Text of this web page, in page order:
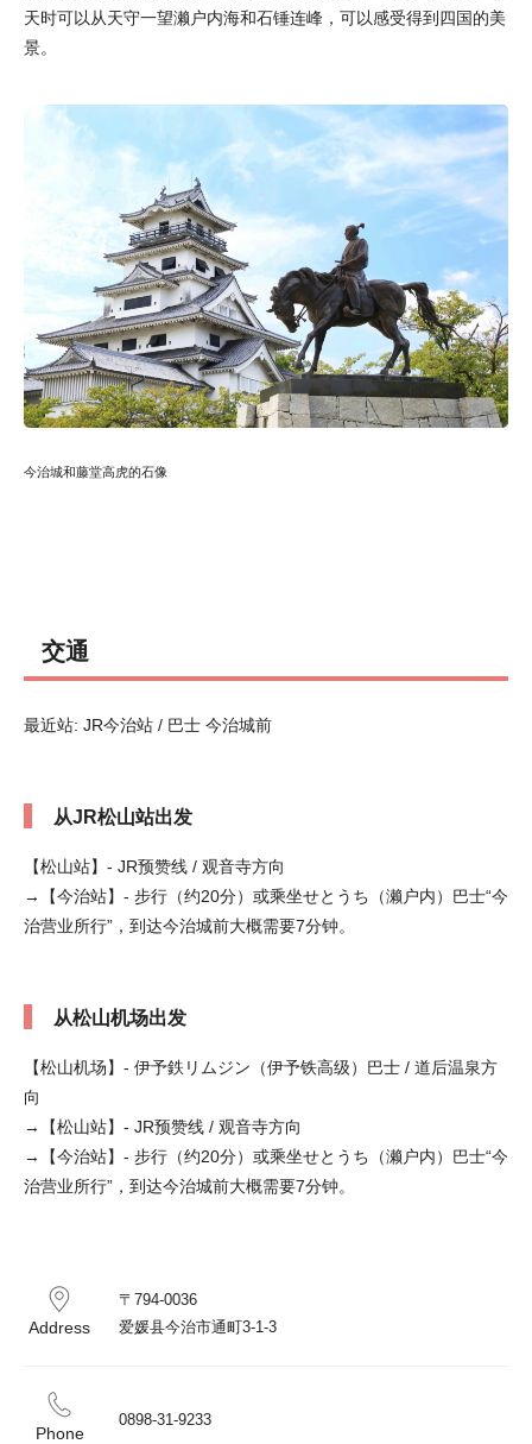
天时可以从天守一望濑户内海和石锤连峰，可以感受得到四国的美
景。
今治城和藤堂高虎的石像
交通
最近站: JR今治站 / 巴士 今治城前
从JR松山站出发
【松山站】- JR预赞线 / 观音寺方向
→【今治站】- 步行（约20分）或乘坐せとうち（濑户内）巴士“今
治营业所行”，到达今治城前大概需要7分钟。
从松山机场出发
【松山机场】- 伊予鉄リムジン（伊予铁高级）巴士 / 道后温泉方
向
→【松山站】- JR预赞线 / 观音寺方向
→【今治站】- 步行（约20分）或乘坐せとうち（濑户内）巴士“今
治营业所行”，到达今治城前大概需要7分钟。
Address
〒794-0036
爱媛县今治市通町3-1-3
Phone
0898-31-9233